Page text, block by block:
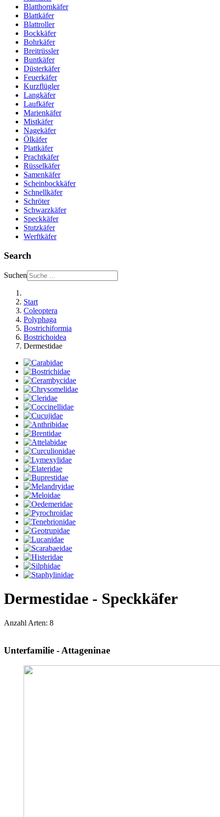
Blatthornkäfer
Blattkäfer
Blattroller
Bockkäfer
Bohrkäfer
Breitrüssler
Buntkäfer
Düsterkäfer
Feuerkäfer
Kurzflügler
Langkäfer
Laufkäfer
Marienkäfer
Mistkäfer
Nagekäfer
Ölkäfer
Plattkäfer
Prachtkäfer
Rüsselkäfer
Samenkäfer
Scheinbockkäfer
Schnellkäfer
Schröter
Schwarzkäfer
Speckkäfer
Stutzkäfer
Werftkäfer
Search
Suchen
Start
Coleoptera
Polyphaga
Bostrichiformia
Bostrichoidea
Dermestidae
Dermestidae - Speckkäfer
Anzahl Arten: 8
Unterfamilie - Attageninae